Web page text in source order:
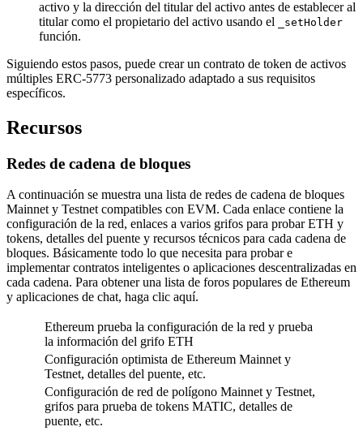
activo y la dirección del titular del activo antes de establecer al
titular como el propietario del activo usando el
_setHolder
función.
Siguiendo estos pasos, puede crear un contrato de token de activos
múltiples ERC-5773 personalizado adaptado a sus requisitos
específicos.
Recursos
Redes de cadena de bloques
A continuación se muestra una lista de redes de cadena de bloques
Mainnet y Testnet compatibles con EVM. Cada enlace contiene la
configuración de la red, enlaces a varios grifos para probar ETH y
tokens, detalles del puente y recursos técnicos para cada cadena de
bloques. Básicamente todo lo que necesita para probar e
implementar contratos inteligentes o aplicaciones descentralizadas en
cada cadena. Para obtener una lista de foros populares de Ethereum
y aplicaciones de chat, haga clic aquí.
Ethereum prueba la configuración de la red y prueba
la información del grifo ETH
Configuración optimista de Ethereum Mainnet y
Testnet, detalles del puente, etc.
Configuración de red de polígono Mainnet y Testnet,
grifos para prueba de tokens MATIC, detalles de
puente, etc.